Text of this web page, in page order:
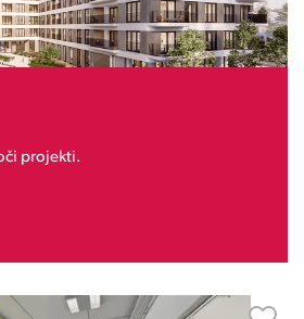
projekti.